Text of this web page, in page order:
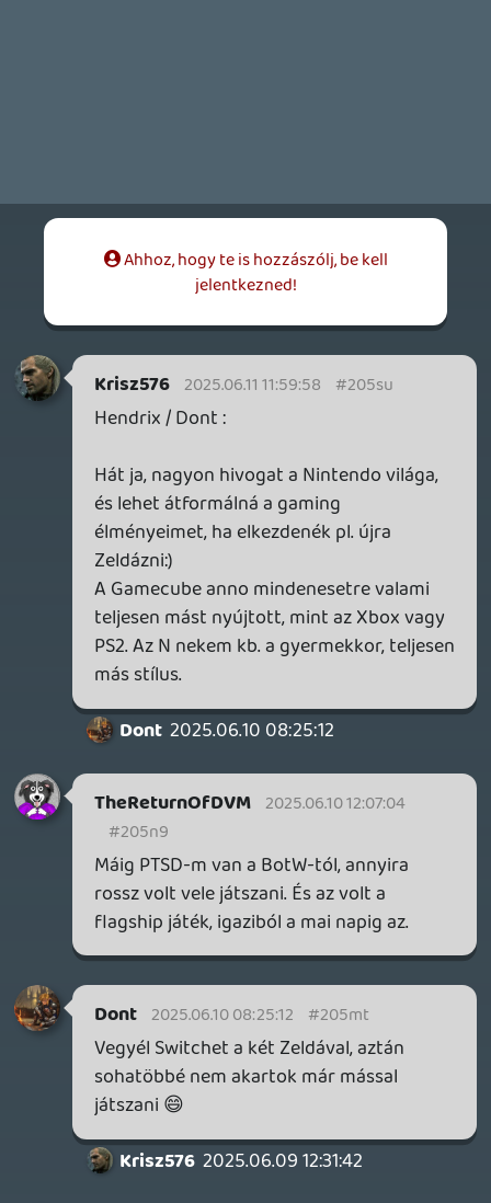
Egész hosszú hétvégén pörgött a Mario
Mindkettő teljesen beszippantott.
Lehet az idei évem Nintendo fókuszú lesz.
jön.
skiz0 2025.06.09 23:43:59
előttem, én is azért gondoltam a
Nindendot, mert az a vonal kimaradt neki
(hasonlóan nekem is amúgy, bár Ryujinx
azért pörgött pár címnél anno :D)
Multiplatform címeket fölös így ott tolni,
de nem is arra venné Krisz szerintem
(ahogy én se), hanem az exkluzív címekre
leginkább
Laza 2025.06.09 19:06:18
axl 2025.06.09 20:36:53 #205mj
Viszont PS5 már van a birtokában (csak
kölcsönbe), így jelen körülmények között
szerintem is utóbbi a racionálisabb
választás a kimaradt exkluzívokkal és a
majd később érkező újakkal.
Persze nyilván senki helyett nem tisztem
ilyesmit eldönteni, plusz a játékokra
fordítható szabadidőm fényében
számomra már az is nehezen
értelmezhető, amikor valaki egy
generáción belül tart fenn több (netán az
összes) gépet. Kapacitásom úgyse lenne
mindenre: most akkor vagy exkluzívok
maradnak ki gép hiányában, vagy
multiplatformok időhiány miatt.
Laza 2025.06.09 19:06:18